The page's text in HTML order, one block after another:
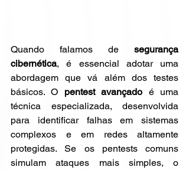
Quando falamos de segurança
cibernética, é essencial adotar uma
abordagem que vá além dos testes
básicos. O pentest avançado é uma
técnica especializada, desenvolvida
para identificar falhas em sistemas
complexos e em redes altamente
protegidas. Se os pentests comuns
simulam ataques mais simples, o